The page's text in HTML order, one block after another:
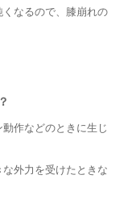
なるので、膝崩れの
作などのときに生じ
外力を受けたときな